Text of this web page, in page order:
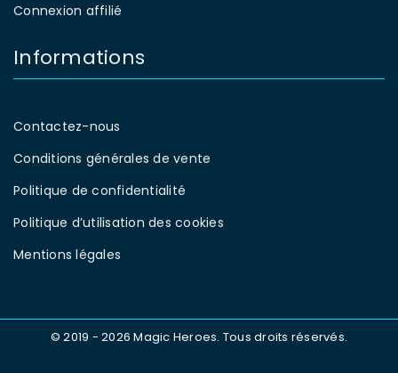
Connexion affilié
Informations
Contactez-nous
Conditions générales de vente
Politique de confidentialité
Politique d’utilisation des cookies
Mentions légales
© 2019 - 2026 Magic Heroes. Tous droits réservés.